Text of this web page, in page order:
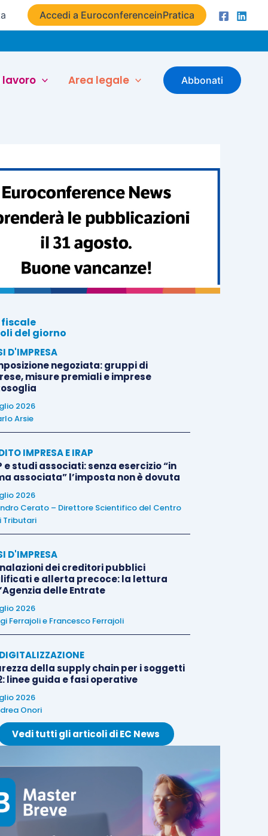
Accedi a EuroconferenceinPratica
lavoro Area legale Abbonati
del giorno
D'IMPRESA
negoziata: gruppi di
misure premiali e imprese
2026
Arsie
IMPRESA E IRAP
e studi associati: senza esercizio “in
associata” l’imposta non è dovuta
2026
Cerato – Direttore Scientifico del Centro
Tributari
D'IMPRESA
dei creditori pubblici
e allerta precoce: la lettura
delle Entrate
2026
Ferrajolie Francesco Ferrajoli
della supply chain per i soggetti
linee guida e fasi operative
2026
Onori
Vedi tutti gli articoli di EC News